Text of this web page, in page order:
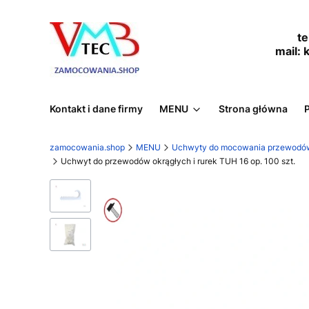
mail:
Kontakt i dane firmy MENU Strona główna
zamocowania.shop MENU
Uchwyty do mocowania
Uchwyt do przewodów okrągłych i rurek TUH 16 op. 100 szt.